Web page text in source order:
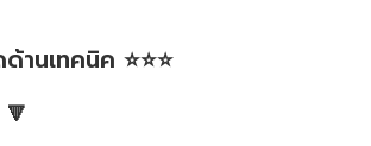
านเทคนิค ⭐⭐⭐